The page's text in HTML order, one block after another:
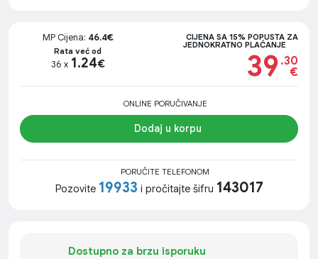
MP Cijena: 46.4€
Rata već od
36 x 1.24€
CIJENA SA 15% POPUSTA ZA
JEDNOKRATNO PLAĆANJE
39 .30
€
ONLINE PORUČIVANJE
Dodaj u korpu
PORUČITE TELEFONOM
Pozovite 19933 i pročitajte šifru 143017
Dostupno za brzu isporuku